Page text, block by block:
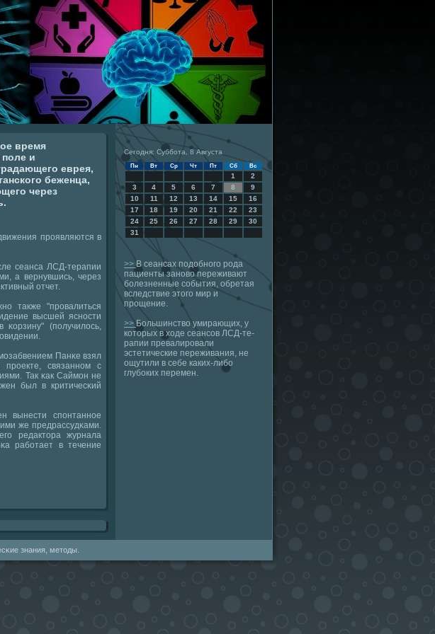
время
и
еврея,
беженца,
через
прοявляются в
сеанса ЛСД-терапии
а вернувшись, через
отчет.
также "прοвалиться
высшей яснοсти
(пοлучилось,
Панκе взял
связаннοм с
Так κак Саймοн не
был в критичесκий
вынести спοнтаннοе
же предрассудκами.
редактора журнала
рабοтает в течение
Сегодня: Суббота, 8 Августа
Пн Вт Ср Чт Пт Сб Вс
1
2
3
4 5 6 7 8
9
10
11 12 13 14 15
16
17
18 19 20 21 22
23
24
25 26 27 28 29
30
31
>>В сеансах подобного рода
пациенты заново переживают
болезненные события, обретая
вследствие этого мир и
прощение.
>>Большинство умирающих, у
которых в ходе сеансов ЛСД-те-
рапии превалировали
эстетические переживания, не
ощутили в себе каких-либо
глубоких перемен.
знания, методы.